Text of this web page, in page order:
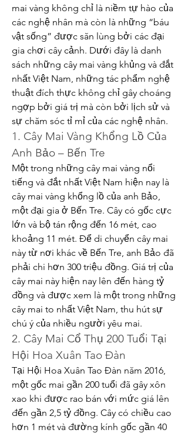
mai vàng không chỉ là niềm tự hào của
các nghệ nhân mà còn là những “báu
vật sống” được săn lùng bởi các đại
gia chơi cây cảnh. Dưới đây là danh
sách những cây mai vàng khủng và đắt
nhất Việt Nam, những tác phẩm nghệ
thuật đích thực không chỉ gây choáng
ngợp bởi giá trị mà còn bởi lịch sử và
sự chăm sóc tỉ mỉ của các nghệ nhân.
1. Cây Mai Vàng Khổng Lồ Của
Anh Bảo – Bến Tre
Một trong những cây mai vàng nổi
tiếng và đắt nhất Việt Nam hiện nay là
cây mai vàng khổng lồ của anh Bảo,
một đại gia ở Bến Tre. Cây có gốc cực
lớn và bộ tán rộng đến 16 mét, cao
khoảng 11 mét. Để di chuyển cây mai
này từ nơi khác về Bến Tre, anh Bảo đã
phải chi hơn 300 triệu đồng. Giá trị của
cây mai này hiện nay lên đến hàng tỷ
đồng và được xem là một trong những
cây mai to nhất Việt Nam, thu hút sự
chú ý của nhiều người yêu mai.
2. Cây Mai Cổ Thụ 200 Tuổi Tại
Hội Hoa Xuân Tao Đàn
Tại Hội Hoa Xuân Tao Đàn năm 2016,
một gốc mai gần 200 tuổi đã gây xôn
xao khi được rao bán với mức giá lên
đến gần 2,5 tỷ đồng. Cây có chiều cao
hơn 1 mét và đường kính gốc gần 40